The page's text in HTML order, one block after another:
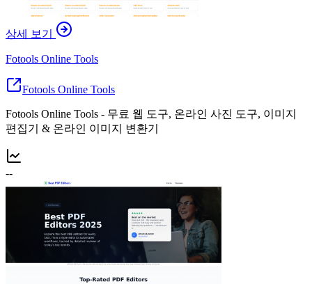
상세 보기
Fotools Online Tools
Fotools Online Tools
Fotools Online Tools - 무료 웹 도구, 온라인 사진 도구, 이미지
편집기 & 온라인 이미지 변환기
--